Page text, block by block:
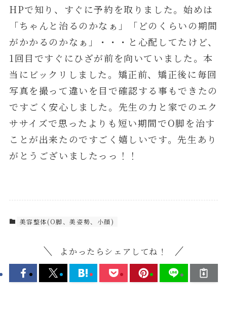
HPで知り、すぐに予約を取りました。始めは
「ちゃんと治るのかなぁ」「どのくらいの期間
がかかるのかなぁ」・・・と心配してたけど、
1回目ですぐにひざが前を向いていました。本
当にビックリしました。矯正前、矯正後に毎回
写真を撮って違いを目で確認する事もできたの
ですごく安心しました。先生の力と家でのエク
ササイズで思ったよりも短い期間でO脚を治す
ことが出来たのですごく嬉しいです。先生あり
がとうございましたっっ！！
美容整体(O脚、美姿勢、小顔)
よかったらシェアしてね！